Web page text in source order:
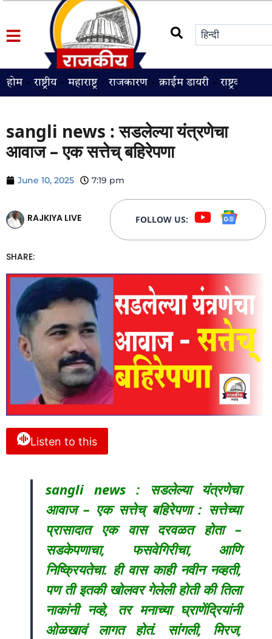
होम राष्ट्रीय महाराष्ट्र राजकारण क्राईम डायरी राष्ट्रवादी
sangli news : सडलेल्या यंत्रणेचा
आवाज – एक सत्तेच् बहिरेपणा
June 10, 2025 7:19 pm
RAJKIYA LIVE FOLLOW US:
SHARE:
Listen to this
sangli news : सडलेल्या यंत्रणेचा
आवाज – एक सत्तेच् बहिरेपणा : सत्तेच्या
प्रासादात एक वास दरवळत होता –
सडकेपणाचा, फसवेगिरीचा, आणि
निष्क्रियतेचा. ही वास काही नवीन नव्हती,
पण ती इतकी खोलवर गेलेली होती की तिला
नाकांनी नव्हे, तर मनाच्या घ्राणेंद्रियांनी
ओळखावं लागत होतं. सांगली, मिरज,